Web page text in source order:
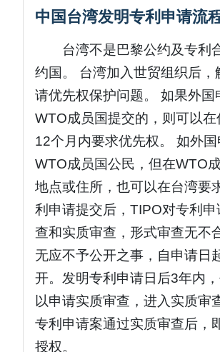
中国台湾发明专利申请流
台湾不是巴黎公约及专利
约国。 台湾加入世贸组织后，
请优先权保护问题。 如果外国
WTO成员国提交的，则可以在
12个月内要求优先权。 如外
WTO成员国公民，但在WTO
地点或住所，也可以在台湾要
利申请提交后，TIPO对专利
查和实质审查，形式审查无不
无应不予公开之事，自申请日
开。发明专利申请日后3年内
以申请实质审查，进入实质审
专利申请案通过实质审查后，
授权。